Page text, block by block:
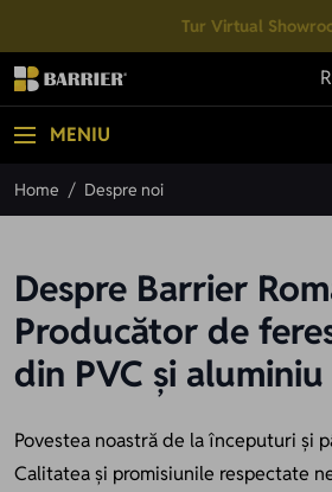
Tur Virtual
MENIU
Home / Despre noi
Despre Barrier
Producător de
din PVC și aluminiu
Povestea noastră de la începuturi și
Calitatea și promisiunile respectate